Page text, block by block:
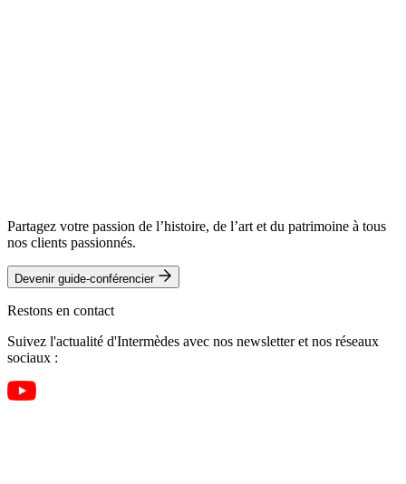
Partagez votre passion de l’histoire, de l’art et du patrimoine à tous
nos clients passionnés.
Devenir guide-conférencier
Restons en contact
Suivez l'actualité d'Intermèdes avec nos newsletter et nos réseaux
sociaux :